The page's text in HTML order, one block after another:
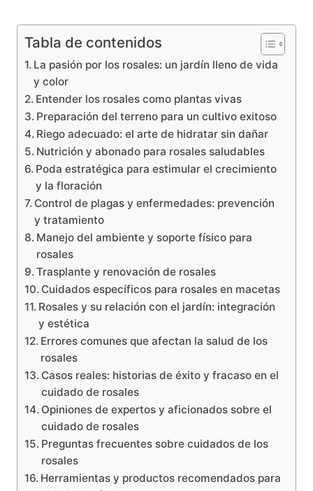
Tabla de contenidos
La pasión por los rosales: un jardín lleno de vida
y color
Entender los rosales como plantas vivas
Preparación del terreno para un cultivo exitoso
Riego adecuado: el arte de hidratar sin dañar
Nutrición y abonado para rosales saludables
Poda estratégica para estimular el crecimiento
y la floración
Control de plagas y enfermedades: prevención
y tratamiento
Manejo del ambiente y soporte físico para
rosales
Trasplante y renovación de rosales
Cuidados específicos para rosales en macetas
Rosales y su relación con el jardín: integración
y estética
Errores comunes que afectan la salud de los
rosales
Casos reales: historias de éxito y fracaso en el
cuidado de rosales
Opiniones de expertos y aficionados sobre el
cuidado de rosales
Preguntas frecuentes sobre cuidados de los
rosales
Herramientas y productos recomendados para